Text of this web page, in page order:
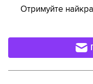
Отримуйте